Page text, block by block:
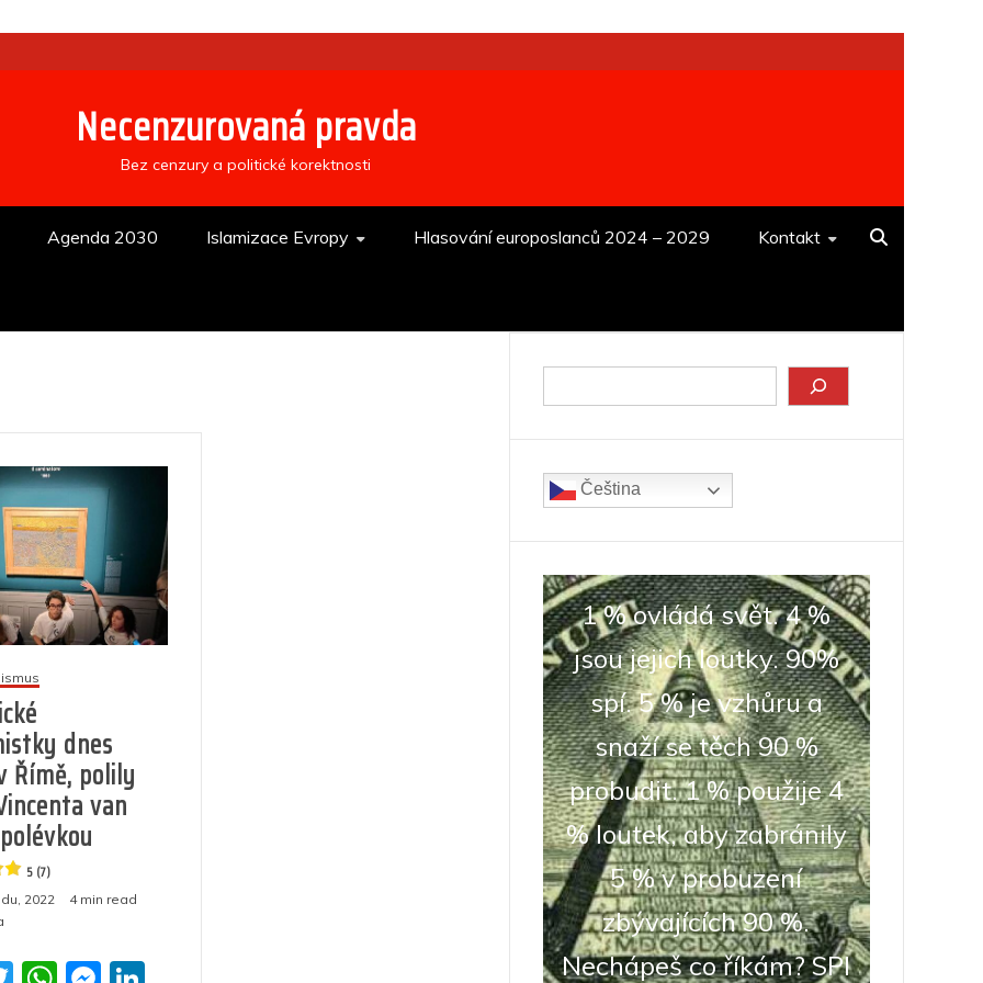
Necenzurovaná pravda
Bez cenzury a politické korektnosti
Agenda 2030 Islamizace Evropy Hlasování europoslanců 2024 – 2029 Kontakt
dnes
Římě, polily
van
5 (7)
2022
4 min read
Čeština‎
1 % ovládá svět. 4 %
jsou jejich loutky. 90%
spí. 5 % je vzhůru a
snaží se těch 90 %
probudit. 1 % použije 4
% loutek, aby zabránily
5 % v probuzení
zbývajících 90 %.
Nechápeš co říkám? SPI